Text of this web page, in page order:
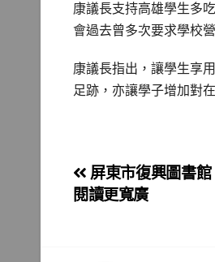
康議長支持高雄學生多
會過去曾多次要求學校
康議長指出，讓學生享
足跡，亦讓學子增加對
文
章
屏東市復興圖書
閱讀更寬廣